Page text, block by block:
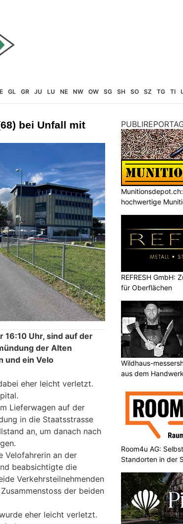
GL GR JU LU NE NW OW SG SH SO SZ TG TI
bei Unfall mit
Uhr, sind auf der
der Alten
und ein Velo
eher leicht verletzt.
Lieferwagen auf der
in die Staatsstrasse
an, um danach nach
Velofahrerin an der
beabsichtigte die
Verkehrsteilnehmenden
der beiden
eher leicht verletzt.
hochwertige
REFRESH GmbH:
für Oberflächen
Wildhaus-
aus dem Handwerk
Room4u AG:
Standorten in der